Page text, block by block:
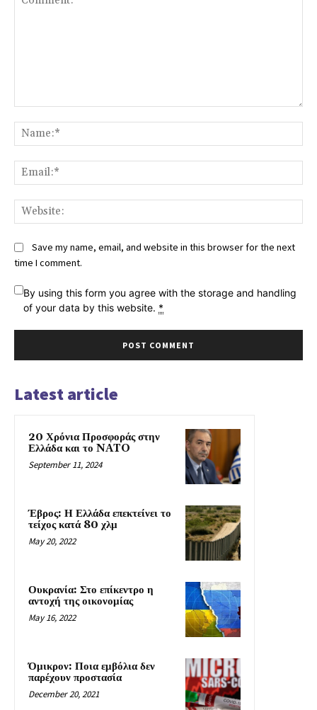
Save my name, email, and website in this browser for the next
time I comment.
By using this form you agree with the storage and handling
of your data by this website. *
Latest article
20 Χρόνια Προσφοράς στην
Ελλάδα και το NATO
September 11, 2024
Έβρος: Η Ελλάδα επεκτείνει το
τείχος κατά 80 χλμ
May 20, 2022
Ουκρανία: Στο επίκεντρο η
αντοχή της οικονομίας
May 16, 2022
Όμικρον: Ποια εμβόλια δεν
παρέχουν προστασία
December 20, 2021